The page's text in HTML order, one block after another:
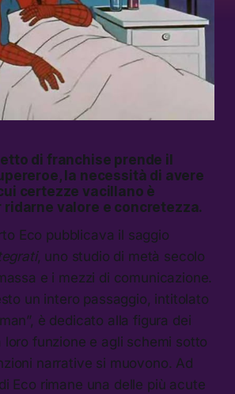
di franchise prende il
la necessità di avere
certezze vacillano è
ridarne valore e concretezza.
Eco pubblicava il saggio
, uno studio di metà secolo
e i mezzi di comunicazione.
un intero passaggio, intitolato
è dedicato alla figura dei
funzione e agli schemi sotto
narrative si muovono. Ad
Eco rimane una delle più acute